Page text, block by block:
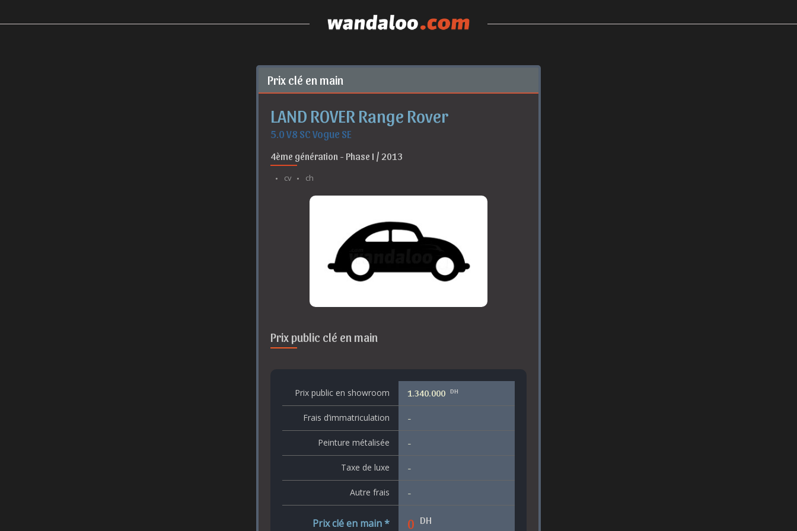
Prix clé en main
LAND ROVER Range Rover
5.0 V8 SC Vogue SE
4ème génération - Phase I / 2013
cv ch
Prix public clé en main
Prix public en showroom 1.340.000 DH
Frais d’immatriculation -
Peinture métalisée -
Taxe de luxe -
Autre frais -
Prix clé en main * 0 DH